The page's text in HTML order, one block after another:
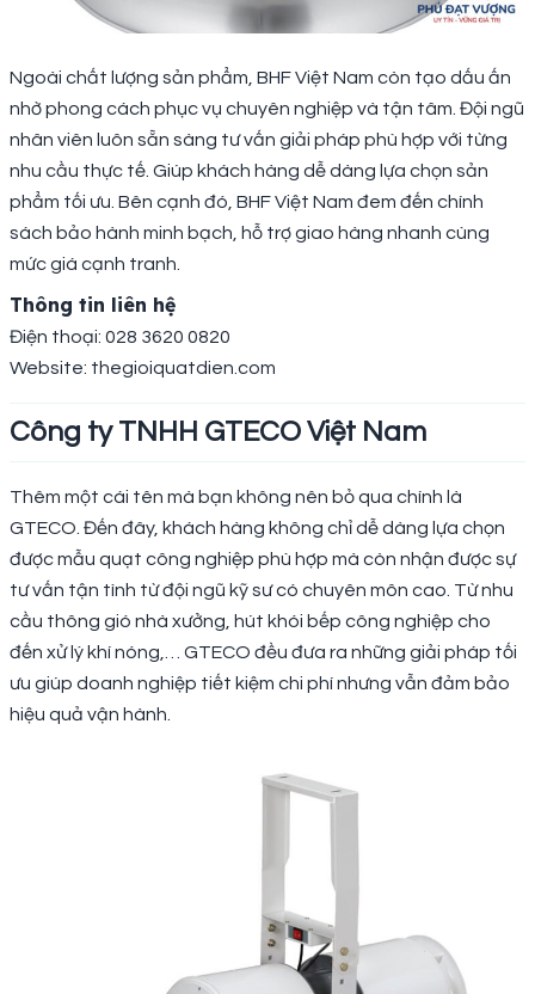
Ngoài chất lượng sản phẩm, BHF Việt Nam còn tạo dấu ấn
nhờ phong cách phục vụ chuyên nghiệp và tận tâm. Đội ngũ
nhân viên luôn sẵn sàng tư vấn giải pháp phù hợp với từng
nhu cầu thực tế. Giúp khách hàng dễ dàng lựa chọn sản
phẩm tối ưu. Bên cạnh đó, BHF Việt Nam đem đến chính
sách bảo hành minh bạch, hỗ trợ giao hàng nhanh cùng
mức giá cạnh tranh.
Thông tin liên hệ
Điện thoại: 028 3620 0820
Website: thegioiquatdien.com
Công ty TNHH GTECO Việt Nam
Thêm một cái tên mà bạn không nên bỏ qua chính là
GTECO. Đến đây, khách hàng không chỉ dễ dàng lựa chọn
được mẫu quạt công nghiệp phù hợp mà còn nhận được sự
tư vấn tận tình từ đội ngũ kỹ sư có chuyên môn cao. Từ nhu
cầu thông gió nhà xưởng, hút khói bếp công nghiệp cho
đến xử lý khí nóng,… GTECO đều đưa ra những giải pháp tối
ưu giúp doanh nghiệp tiết kiệm chi phí nhưng vẫn đảm bảo
hiệu quả vận hành.